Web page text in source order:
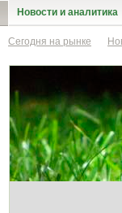
Новости и аналитика
Сегодня на рынке